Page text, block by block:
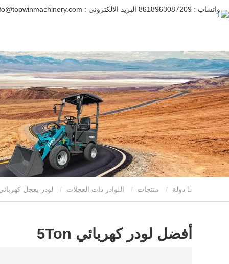
واتساب : البريد الالكترونى :
منتجات اللوادر ذات العجلات لودر بعجل
أفضل لودر كهربائي 5Ton